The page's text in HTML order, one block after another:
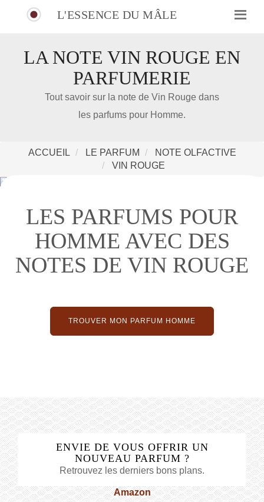
L'ESSENCE DU MÂLE
LA NOTE VIN ROUGE EN
PARFUMERIE
Tout savoir sur la note de Vin Rouge dans
les parfums pour Homme.
ACCUEIL LE PARFUM
NOTE OLFACTIVE
VIN ROUGE
LES PARFUMS POUR
HOMME AVEC DES
NOTES DE VIN ROUGE
TROUVER MON PARFUM HOMME
ENVIE DE VOUS OFFRIR UN
NOUVEAU PARFUM ?
Retrouvez les derniers bons plans.
Amazon
IDÉE CADEAU DE NOËL